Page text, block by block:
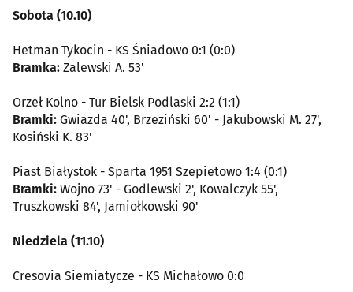
Sobota (10.10)
Hetman Tykocin - KS Śniadowo 0:1 (0:0)
Bramka: Zalewski A. 53'
Orzeł Kolno - Tur Bielsk Podlaski 2:2 (1:1)
Bramki: Gwiazda 40', Brzeziński 60' - Jakubowski M. 27',
Kosiński K. 83'
Piast Białystok - Sparta 1951 Szepietowo 1:4 (0:1)
Bramki: Wojno 73' - Godlewski 2', Kowalczyk 55',
Truszkowski 84', Jamiołkowski 90'
Niedziela (11.10)
Cresovia Siemiatycze - KS Michałowo 0:0